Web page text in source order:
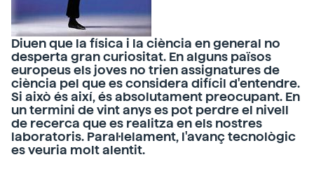
Diuen que la física i la ciència en general no
desperta gran curiositat. En alguns països
europeus els joves no trien assignatures de
ciència pel que es considera difícil d'entendre.
Si això és així, és absolutament preocupant. En
un termini de vint anys es pot perdre el nivell
de recerca que es realitza en els nostres
laboratoris. Paral·lelament, l'avanç tecnològic
es veuria molt alentit.